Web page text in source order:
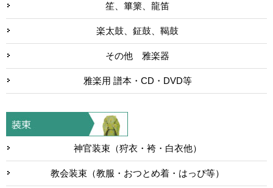
笙、篳篥、龍笛
楽太鼓、鉦鼓、鞨鼓
その他 雅楽器
雅楽用 譜本・CD・DVD等
神官装束（狩衣・袴・白衣他）
教会装束（教服・おつとめ着・はっぴ等）